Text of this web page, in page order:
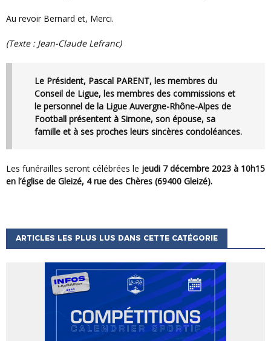
Au revoir Bernard et, Merci.
(texte : Jean-Claude Lefranc)
Le Président, Pascal PARENT, les membres du
Conseil de Ligue, les membres des commissions et
le personnel de la Ligue Auvergne-Rhône-Alpes de
Football présentent à Simone, son épouse, sa
famille et à ses proches leurs sincères condoléances.
Les funérailles seront célébrées le jeudi 7 décembre 2023 à 10h15
en l’église de Gleizé, 4 rue des Chères (69400 Gleizé).
ARTICLES LES PLUS LUS DANS CETTE CATÉGORIE